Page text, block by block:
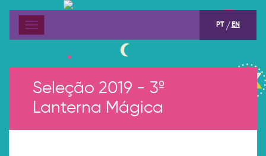
Menu PT EN
Seleção 2019 - 3º
Lanterna Mágica